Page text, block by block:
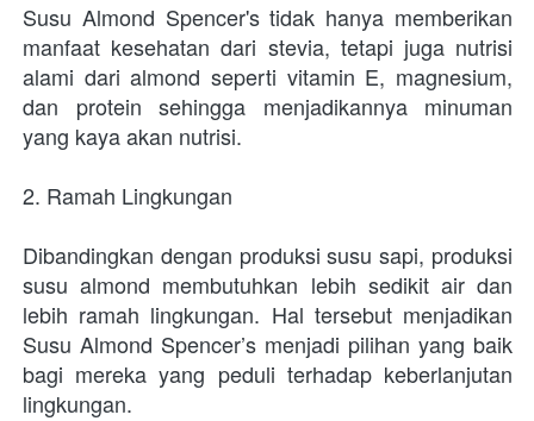
Susu Almond Spencer's tidak hanya memberikan
manfaat kesehatan dari stevia, tetapi juga nutrisi
alami dari almond seperti vitamin E, magnesium,
dan protein sehingga menjadikannya minuman
yang kaya akan nutrisi.
2. Ramah Lingkungan
Dibandingkan dengan produksi susu sapi, produksi
susu almond membutuhkan lebih sedikit air dan
lebih ramah lingkungan. Hal tersebut menjadikan
Susu Almond Spencer’s menjadi pilihan yang baik
bagi mereka yang peduli terhadap keberlanjutan
lingkungan.